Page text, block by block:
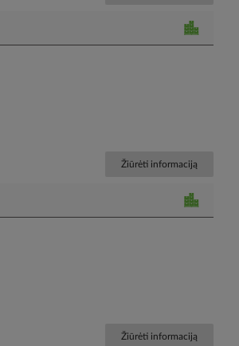
Žiūrėti informaciją
Žiūrėti informaciją